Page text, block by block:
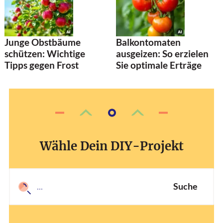
Junge Obstbäume
schützen: Wichtige
Tipps gegen Frost
Balkontomaten
ausgeizen: So erzielen
Sie optimale Erträge
Wähle Dein DIY-Projekt
Suche